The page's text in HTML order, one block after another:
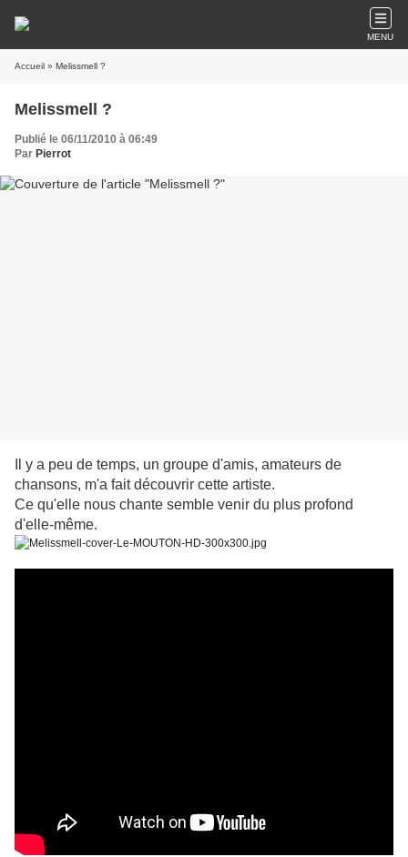
MENU
Accueil » Melissmell ?
Melissmell ?
Publié le 06/11/2010 à 06:49
Par Pierrot
Il y a peu de temps, un groupe d'amis, amateurs de
chansons, m'a fait découvrir cette artiste.
Ce qu'elle nous chante semble venir du plus profond
d'elle-même.